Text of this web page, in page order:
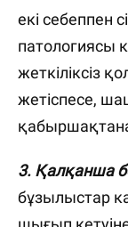
екі себеппен
патологиясы
жеткіліксіз
жетіспесе,
3. Қалқанша
бұзылыстар